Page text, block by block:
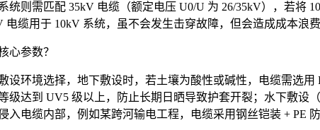
统则需匹配 35kV 电缆（额定电压 U0/U 为 26/35kV），若
电缆用于 10kV 系统，虽不会发生击穿故障，但会造成成本浪
设环境选择，地下敷设时，若土壤为酸性或碱性，电缆需选
级达到 UV5 级以上，防止长期日晒导致护套开裂；水下敷设
入电缆内部，例如某跨河输电工程，电缆采用钢丝铠装 + PE